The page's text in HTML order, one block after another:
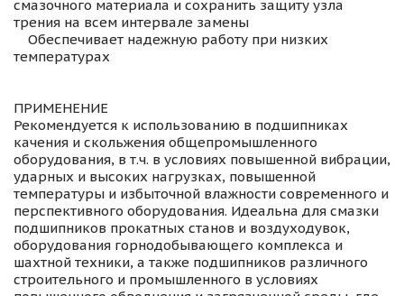
смазочного материала и сохранить защиту узла
трения на всем интервале замены
Обеспечивает надежную работу при низких
температурах
ПРИМЕНЕНИЕ
Рекомендуется к использованию в подшипниках
качения и скольжения общепромышленного
оборудования, в т.ч. в условиях повышенной вибрации,
ударных и высоких нагрузках, повышенной
температуры и избыточной влажности современного и
перспективного оборудования. Идеальна для смазки
подшипников прокатных станов и воздуходувок,
оборудования горнодобывающего комплекса и
шахтной техники, а также подшипников различного
строительного и промышленного в условиях